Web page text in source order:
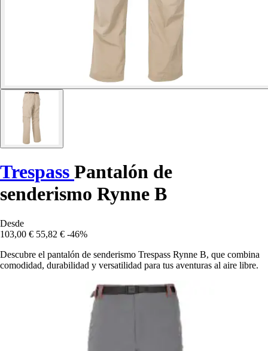
Trespass Pantalón de
senderismo Rynne B
Desde
103,00 € 55,82 € -46%
Descubre el pantalón de senderismo Trespass Rynne B, que combina
comodidad, durabilidad y versatilidad para tus aventuras al aire libre.